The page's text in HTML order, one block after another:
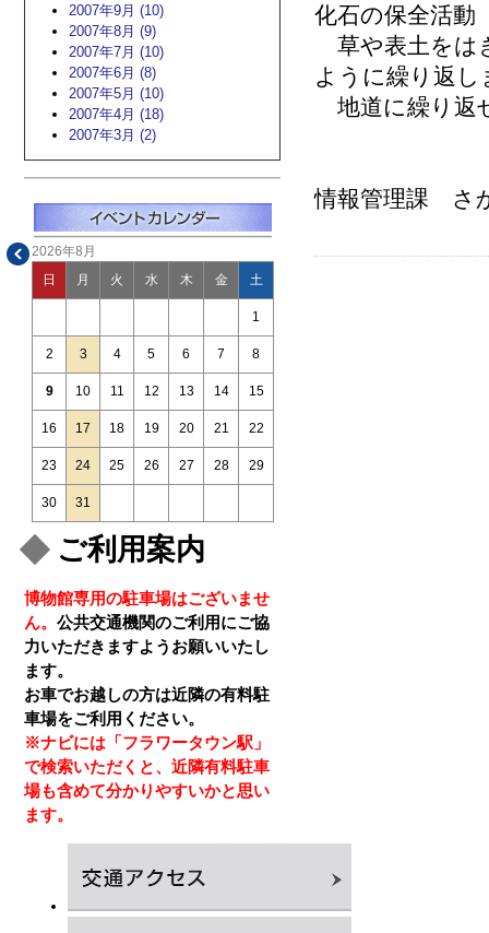
2007年9月 (10)
2007年8月 (9)
2007年7月 (10)
2007年6月 (8)
2007年5月 (10)
2007年4月 (18)
2007年3月 (2)
2026年8月
日 月 火 水 木 金 土
1
2 3 4 5 6 7 8
9 10 11 12 13 14 15
16 17 18 19 20 21 22
23 24 25 26 27 28 29
30 31
ご利用案内
博物館専用の駐車場はございませ
ん。 公共交通機関のご利用にご協
力いただきますようお願いいたし
ます。
お車でお越しの方は近隣の有料駐
車場をご利用ください。
※ナビには「フラワータウン駅」
で検索いただくと、近隣有料駐車
場も含めて分かりやすいかと思い
ます。
化石の保全活動
草や表土をは
ように繰り返し
地道に繰り返
情報管理課 さ